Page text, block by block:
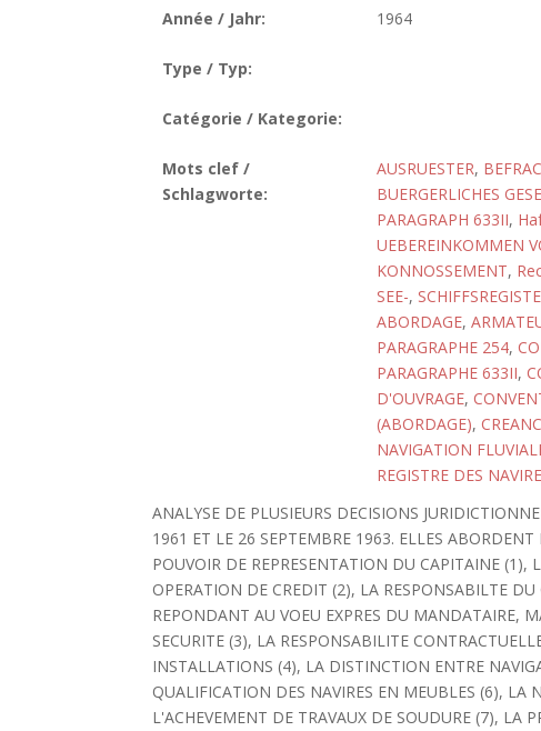
Année / Jahr: 1964
Type / Typ:
Catégorie / Kategorie:
Mots clef /
Schlagworte:
AUSRUESTER,
BUERGERLICHES
PARAGRAPH 633II,
UEBEREINKOMMEN
KONNOSSEMENT,
SEE-,
ABORDAGE,
PARAGRAPHE 254,
PARAGRAPHE 633II,
D'OUVRAGE,
(ABORDAGE),
NAVIGATION
REGISTRE DES
ANALYSE DE PLUSIEURS DECISIONS
1961 ET LE 26 SEPTEMBRE 1963. ELLES
POUVOIR DE REPRESENTATION DU CAPITAINE (1),
OPERATION DE CREDIT (2), LA RESPONSABILTE
REPONDANT AU VOEU EXPRES DU MANDATAIRE,
SECURITE (3), LA RESPONSABILITE
INSTALLATIONS (4), LA DISTINCTION ENTRE
QUALIFICATION DES NAVIRES EN MEUBLES (6), LA
L'ACHEVEMENT DE TRAVAUX DE SOUDURE (7), LA